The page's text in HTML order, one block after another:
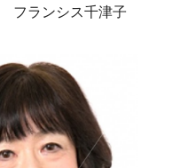
フランシス千津子